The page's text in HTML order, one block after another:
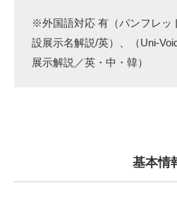
※外国語対応 有（パンフレッ
設展示名解説/英）、（Uni-
展示解説／英・中・韓）
基本情